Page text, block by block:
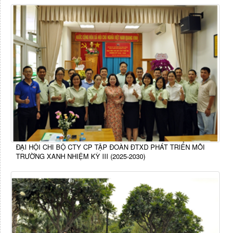
ĐẠI HỘI CHI BỘ CTY CP TẬP ĐOÀN ĐTXD PHÁT TRIỂN MÔI
TRƯỜNG XANH NHIỆM KỲ III (2025-2030)